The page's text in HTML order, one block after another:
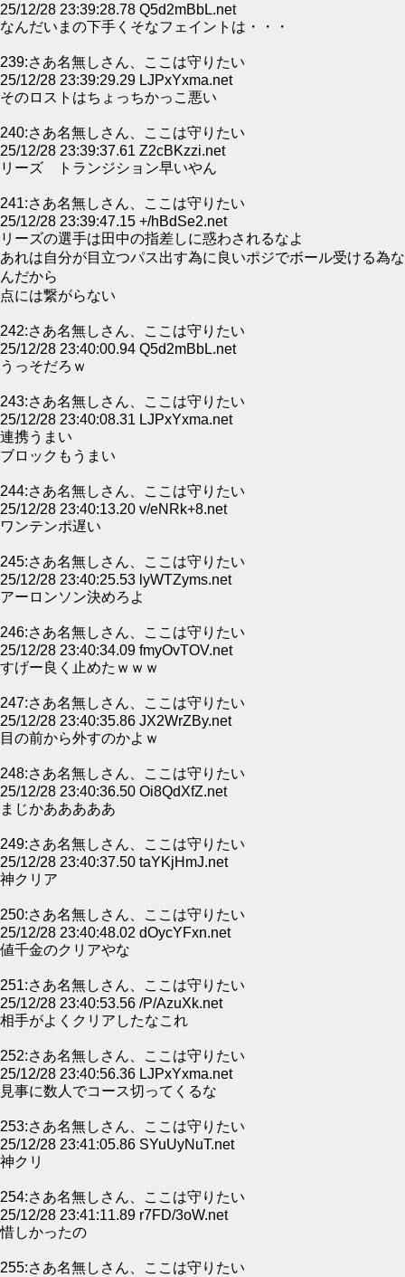
25/12/28 23:39:28.78 Q5d2mBbL.net
なんだいまの下手くそなフェイントは・・・
239:さあ名無しさん、ここは守りたい
25/12/28 23:39:29.29 LJPxYxma.net
そのロストはちょっちかっこ悪い
240:さあ名無しさん、ここは守りたい
25/12/28 23:39:37.61 Z2cBKzzi.net
リーズ トランジション早いやん
241:さあ名無しさん、ここは守りたい
25/12/28 23:39:47.15 +/hBdSe2.net
リーズの選手は田中の指差しに惑わされるなよ
あれは自分が目立つパス出す為に良いポジでボール受ける為な
んだから
点には繋がらない
242:さあ名無しさん、ここは守りたい
25/12/28 23:40:00.94 Q5d2mBbL.net
うっそだろｗ
243:さあ名無しさん、ここは守りたい
25/12/28 23:40:08.31 LJPxYxma.net
連携うまい
ブロックもうまい
244:さあ名無しさん、ここは守りたい
25/12/28 23:40:13.20 v/eNRk+8.net
ワンテンポ遅い
245:さあ名無しさん、ここは守りたい
25/12/28 23:40:25.53 lyWTZyms.net
アーロンソン決めろよ
246:さあ名無しさん、ここは守りたい
25/12/28 23:40:34.09 fmyOvTOV.net
すげー良く止めたｗｗｗ
247:さあ名無しさん、ここは守りたい
25/12/28 23:40:35.86 JX2WrZBy.net
目の前から外すのかよｗ
248:さあ名無しさん、ここは守りたい
25/12/28 23:40:36.50 Oi8QdXfZ.net
まじかあああああ
249:さあ名無しさん、ここは守りたい
25/12/28 23:40:37.50 taYKjHmJ.net
神クリア
250:さあ名無しさん、ここは守りたい
25/12/28 23:40:48.02 dOycYFxn.net
値千金のクリアやな
251:さあ名無しさん、ここは守りたい
25/12/28 23:40:53.56 /P/AzuXk.net
相手がよくクリアしたなこれ
252:さあ名無しさん、ここは守りたい
25/12/28 23:40:56.36 LJPxYxma.net
見事に数人でコース切ってくるな
253:さあ名無しさん、ここは守りたい
25/12/28 23:41:05.86 SYuUyNuT.net
神クリ
254:さあ名無しさん、ここは守りたい
25/12/28 23:41:11.89 r7FD/3oW.net
惜しかったの
255:さあ名無しさん、ここは守りたい